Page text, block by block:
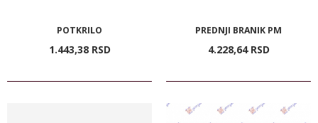
POTKRILO
1.443,38 RSD
PREDNJI BRANIK PM
4.228,64 RSD